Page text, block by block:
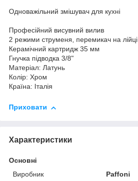
Одноважільний змішувач для кухні
Професійний висувний вилив
2 режими струменя, перемикач на лійці
Керамічний картридж 35 мм
Гнучка підводка 3/8"
Матеріал: Латунь
Колір: Хром
Країна: Італія
Приховати
Характеристики
Основні
Виробник
Paffoni